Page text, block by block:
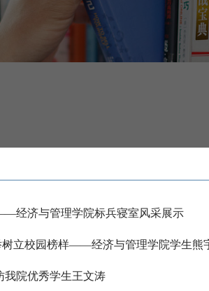
经济与管理学院标兵寝室风采展示
树立校园榜样——经济与管理学院学生熊
院优秀学生王文涛